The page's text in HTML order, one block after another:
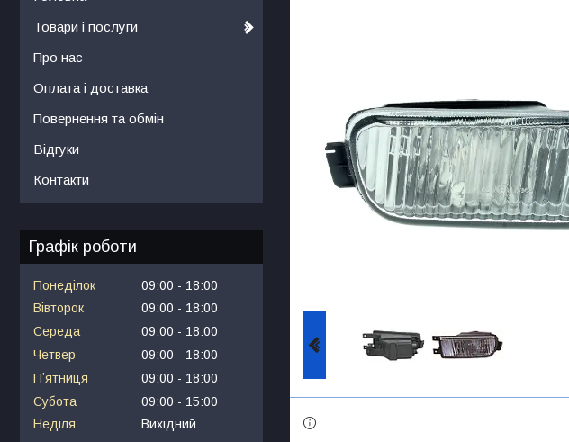
Товари і послуги
Про нас
Оплата і доставка
Повернення та обмін
Відгуки
Контакти
Графік роботи
Понеділок 09:00
18:00
Вівторок
09:00
18:00
Середа
09:00
18:00
Четвер
09:00
18:00
Пʼятниця
09:00
18:00
Субота
09:00
15:00
Неділя
Вихідний